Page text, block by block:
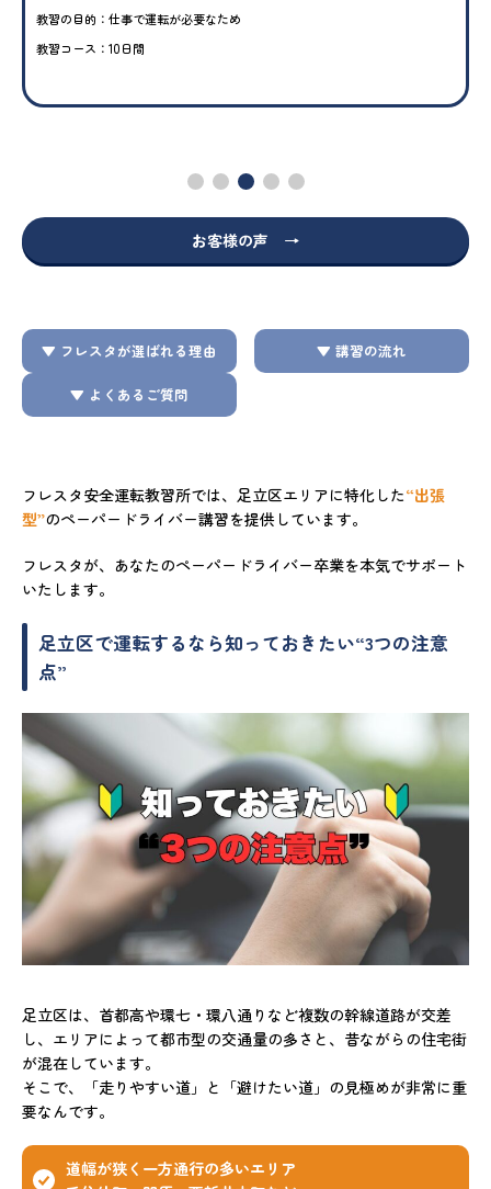
教習の目的：仕事で運転が必要なため
教習コース：10日間
お客様の声 →
▼ フレスタが選ばれる理由 ▼ 講習の流れ
▼ よくあるご質問
フレスタ安全運転教習所では、足立区エリアに特化した“出張
型”のペーパードライバー講習を提供しています。
フレスタが、あなたのペーパードライバー卒業を本気でサポート
いたします。
足立区で運転するなら知っておきたい“3つの注意
点”
足立区は、首都高や環七・環八通りなど複数の幹線道路が交差
し、エリアによって都市型の交通量の多さと、昔ながらの住宅街
が混在しています。
そこで、「走りやすい道」と「避けたい道」の見極めが非常に重
要なんです。
道幅が狭く一方通行の多いエリア